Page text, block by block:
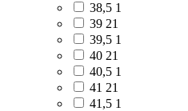
38,5 1
39 21
39,5 1
40 21
40,5 1
41 21
41,5 1